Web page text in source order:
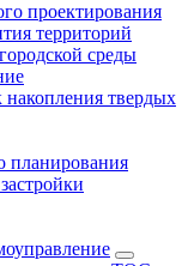
проектирования
территорий
среды
твердых
планирования